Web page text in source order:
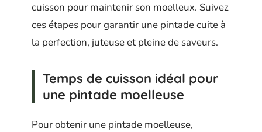
cuisson pour maintenir son moelleux. Suivez
ces étapes pour garantir une pintade cuite à
la perfection, juteuse et pleine de saveurs.
Temps de cuisson idéal pour
une pintade moelleuse
Pour obtenir une pintade moelleuse,